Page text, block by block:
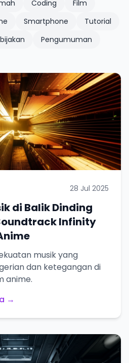
Coding
Film
Smartphone
Tutorial
Pengumuman
28 Jul 2025
di Balik Dinding
Infinity
musik yang
dan ketegangan di
anime.
→